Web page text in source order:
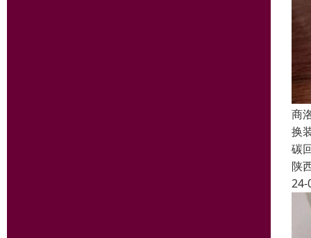
商
换
碳
陕
24-